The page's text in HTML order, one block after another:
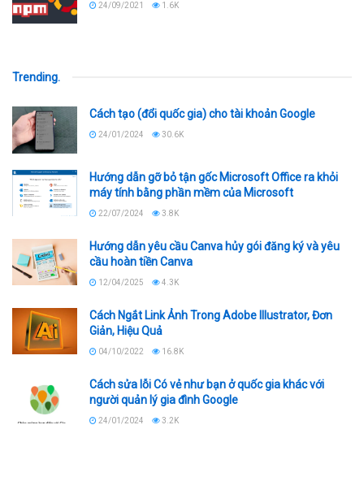
24/09/2021 1.6K
Trending.
Cách tạo (đổi quốc gia) cho tài khoản Google
24/01/2024 30.6K
Hướng dẫn gỡ bỏ tận gốc Microsoft Office ra khỏi
máy tính bằng phần mềm của Microsoft
22/07/2024 3.8K
Hướng dẫn yêu cầu Canva hủy gói đăng ký và yêu
cầu hoàn tiền Canva
12/04/2025 4.3K
Cách Ngắt Link Ảnh Trong Adobe Illustrator, Đơn
Giản, Hiệu Quả
04/10/2022 16.8K
Cách sửa lỗi Có vẻ như bạn ở quốc gia khác với
người quản lý gia đình Google
24/01/2024 3.2K